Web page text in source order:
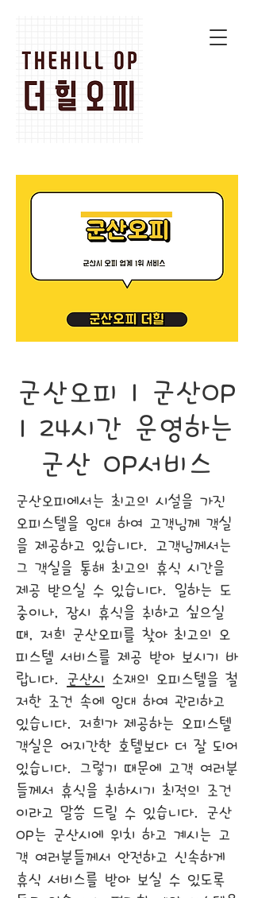
군산오피 | 군산OP
| 24시간 운영하는
군산 OP서비스
군산오피에서는 최고의 시설을 가진
오피스텔을 임대 하여 고객님께 객실
을 제공하고 있습니다. 고객님께서는
그 객실을 통해 최고의 휴식 시간을
제공 받으실 수 있습니다. 일하는 도
중이나, 잠시 휴식을 취하고 싶으실
때, 저희 군산오피를 찾아 최고의 오
피스텔 서비스를 제공 받아 보시기 바
랍니다. 군산시 소재의 오피스텔을 철
저한 조건 속에 임대 하여 관리하고
있습니다. 저희가 제공하는 오피스텔
객실은 어지간한 호텔보다 더 잘 되어
있습니다. 그렇기 때문에 고객 여러분
들께서 휴식을 취하시기 최적의 조건
이라고 말씀 드릴 수 있습니다. 군산
OP는 군산시에 위치 하고 계시는 고
객 여러분들께서 안전하고 신속하게
휴식 서비스를 받아 보실 수 있도록